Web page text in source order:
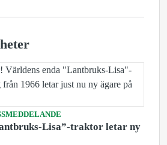
Lisa”-traktor letar ny